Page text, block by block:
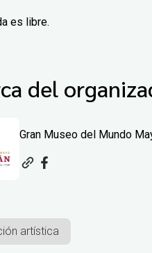
es libre.
del
Gran Museo del Mundo
artística